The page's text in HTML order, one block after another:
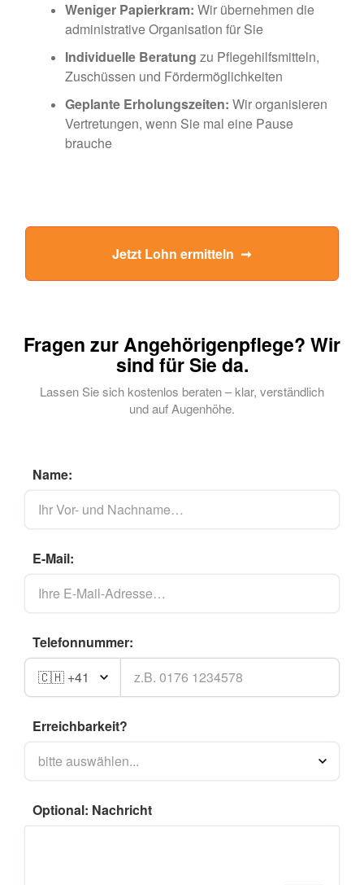
Weniger Papierkram: Wir übernehmen die
administrative Organisation für Sie
Individuelle Beratung zu Pflegehilfsmitteln,
Zuschüssen und Fördermöglichkeiten
Geplante Erholungszeiten: Wir organisieren
Vertretungen, wenn Sie mal eine Pause
brauche
Jetzt Lohn ermitteln  ➞
Fragen zur Angehörigenpflege? Wir
sind für Sie da.
Lassen Sie sich kostenlos beraten – klar, verständlich
und auf Augenhöhe.
Name:
E-Mail:
Telefonnummer:
Erreichbarkeit?
Optional: Nachricht